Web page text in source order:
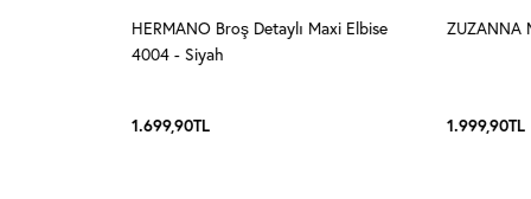
HERMANO Broş Detaylı Maxi Elbise
4004 - Siyah
1.699,90TL
ZUZANNA
1.999,90TL